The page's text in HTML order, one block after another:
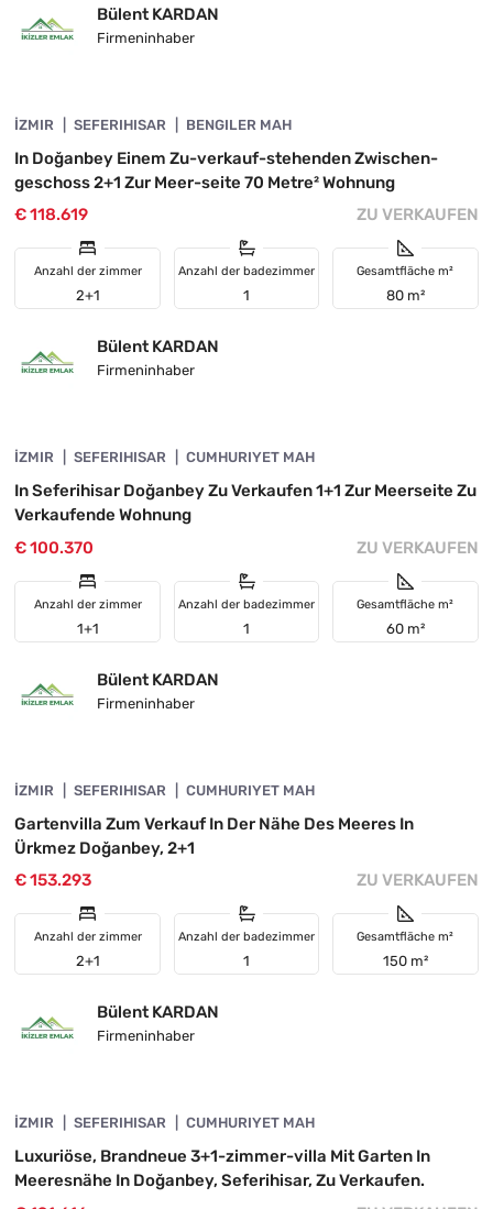
Bülent KARDAN
Firmeninhaber
VORGESTELLT
İZMIR SEFERIHISAR BENGILER MAH
In Doğanbey Einem Zu-verkauf-stehenden Zwischen-
geschoss 2+1 Zur Meer-seite 70 Metre² Wohnung
€ 118.619
ZU VERKAUFEN
Anzahl der zimmer
2+1
Anzahl der badezimmer
1
Gesamtfläche m²
80 m²
Bülent KARDAN
Firmeninhaber
VORGESTELLT
İZMIR SEFERIHISAR CUMHURIYET MAH
In Seferihisar Doğanbey Zu Verkaufen 1+1 Zur Meerseite Zu
Verkaufende Wohnung
€ 100.370
ZU VERKAUFEN
Anzahl der zimmer
1+1
Anzahl der badezimmer
1
Gesamtfläche m²
60 m²
Bülent KARDAN
Firmeninhaber
VORGESTELLT
İZMIR SEFERIHISAR CUMHURIYET MAH
Gartenvilla Zum Verkauf In Der Nähe Des Meeres In
Ürkmez Doğanbey, 2+1
€ 153.293
ZU VERKAUFEN
Anzahl der zimmer
2+1
Anzahl der badezimmer
1
Gesamtfläche m²
150 m²
Bülent KARDAN
Firmeninhaber
VORGESTELLT
İZMIR SEFERIHISAR CUMHURIYET MAH
Luxuriöse, Brandneue 3+1-zimmer-villa Mit Garten In
Meeresnähe In Doğanbey, Seferihisar, Zu Verkaufen.